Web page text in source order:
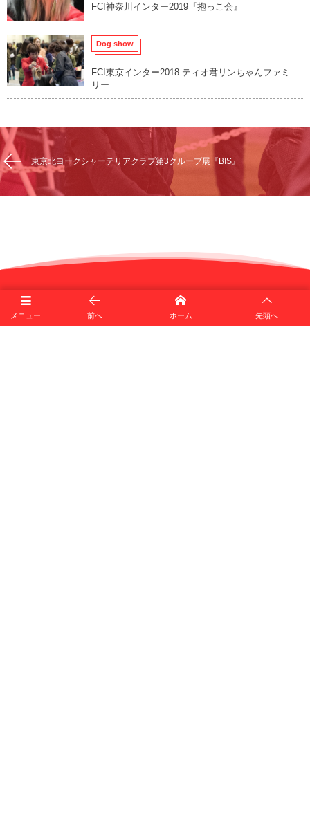
FCI神奈川インター2019『抱っこ会』
Dog show
FCI東京インター2018 ティオ君リンちゃんファミ
リー
東京北ヨークシャーテリアクラブ第3グループ展『BIS』
メニュー 前へ ホーム 先頭へ
ぶろぐ村